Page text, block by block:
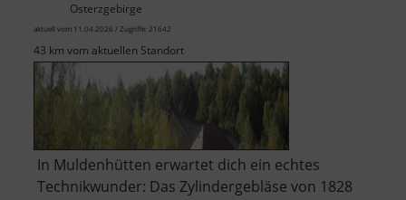
Osterzgebirge
aktuell vom 11.04.2026 / Zugriffe: 21642
43 km vom aktuellen Standort
In Muldenhütten erwartet dich ein echtes
Technikwunder: Das Zylindergebläse von 1828